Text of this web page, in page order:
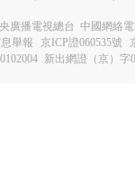
廣播電視總台 中國網絡
舉報
京ICP證060535號
新出網證（京）